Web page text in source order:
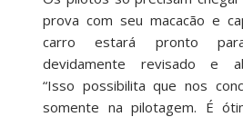
prova com seu macacão e
carro estará pronto
devidamente revisado e
“Isso possibilita que nos
somente na pilotagem. É